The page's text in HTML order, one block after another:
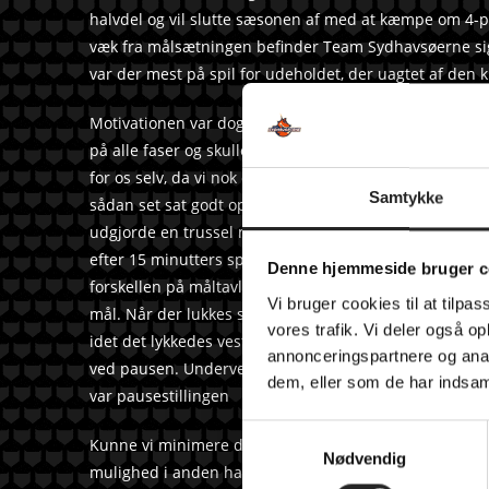
Samtykke
Denne hjemmeside bruger
Vi bruger cookies til at
vores trafik. Vi deler også
annonceringspartnere og
dem, eller som de har
Nødvendig
halvdel og vil slutte sæsonen af med at kæmpe om
væk fra målsætningen befinder Team Sydhavsøerne
var der mest på spil for udeholdet, der uagtet af den
Motivationen var dog tydeligvis til stede hos
på alle faser og skulle vi hænge på, var det et krav, at
for os selv, da vi nok en gang ikke formåede i
sådan set sat godt op, når vi vendte næsen mod
udgjorde en trussel mod mål, resulterede det i
efter 15 minutters spil, var der noteret seks tekniske
forskellen på måltavlen. 11-6 blev det, da Lemvig-
mål. Når der lukkes så mange mål ind, bliver det
idet det lykkedes vestjyderne at sætte bold i mål
ved pausen. Undervejs i første halvleg kom vi dog
var pausestillingen
Kunne vi minimere de tekniske fejl og tage det første
mulighed i anden halvleg – med så mange mål kunne